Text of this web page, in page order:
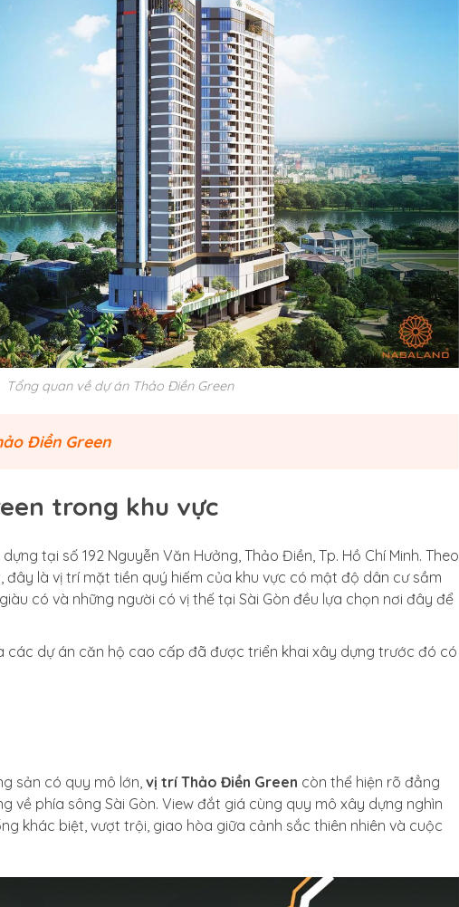
Tổng quan về dự án Thảo Điền Green
Điền Green
trong khu vực
tại số 192 Nguyễn Văn Hưởng, Thảo Điền, Tp. Hồ Chí Minh. Theo
đây là vị trí mặt tiền quý hiếm của khu vực có mật độ dân cư sầm
có và những người có vị thế tại Sài Gòn đều lựa chọn nơi đây để
các dự án căn hộ cao cấp đã được triển khai xây dựng trước đó có
sản có quy mô lớn, vị trí Thảo Điền Green còn thể hiện rõ đẳng
về phía sông Sài Gòn. View đắt giá cùng quy mô xây dựng nghìn
khác biệt, vượt trội, giao hòa giữa cảnh sắc thiên nhiên và cuộc